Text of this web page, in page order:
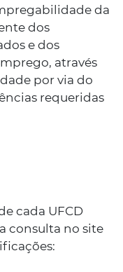
da
dos
e dos
através
por via do
requeridas
cada UFCD
consulta no site